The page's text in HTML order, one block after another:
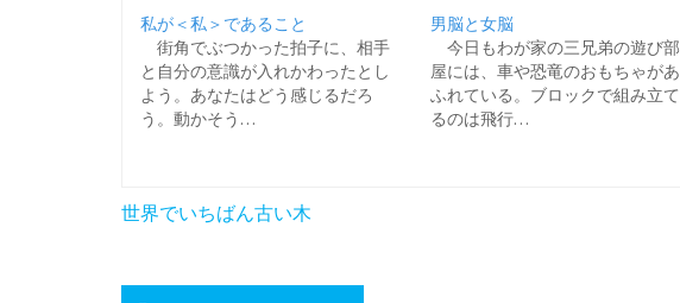
私が＜私＞であること
街角でぶつかった拍子に、相手
と自分の意識が入れかわったとし
よう。あなたはどう感じるだろ
う。動かそう…
男脳と女脳
今日もわが家の三兄弟の遊び部
屋には、車や恐竜のおもちゃがあ
ふれている。ブロックで組み立て
るのは飛行…
投
ナ
世界でいちばん古い木